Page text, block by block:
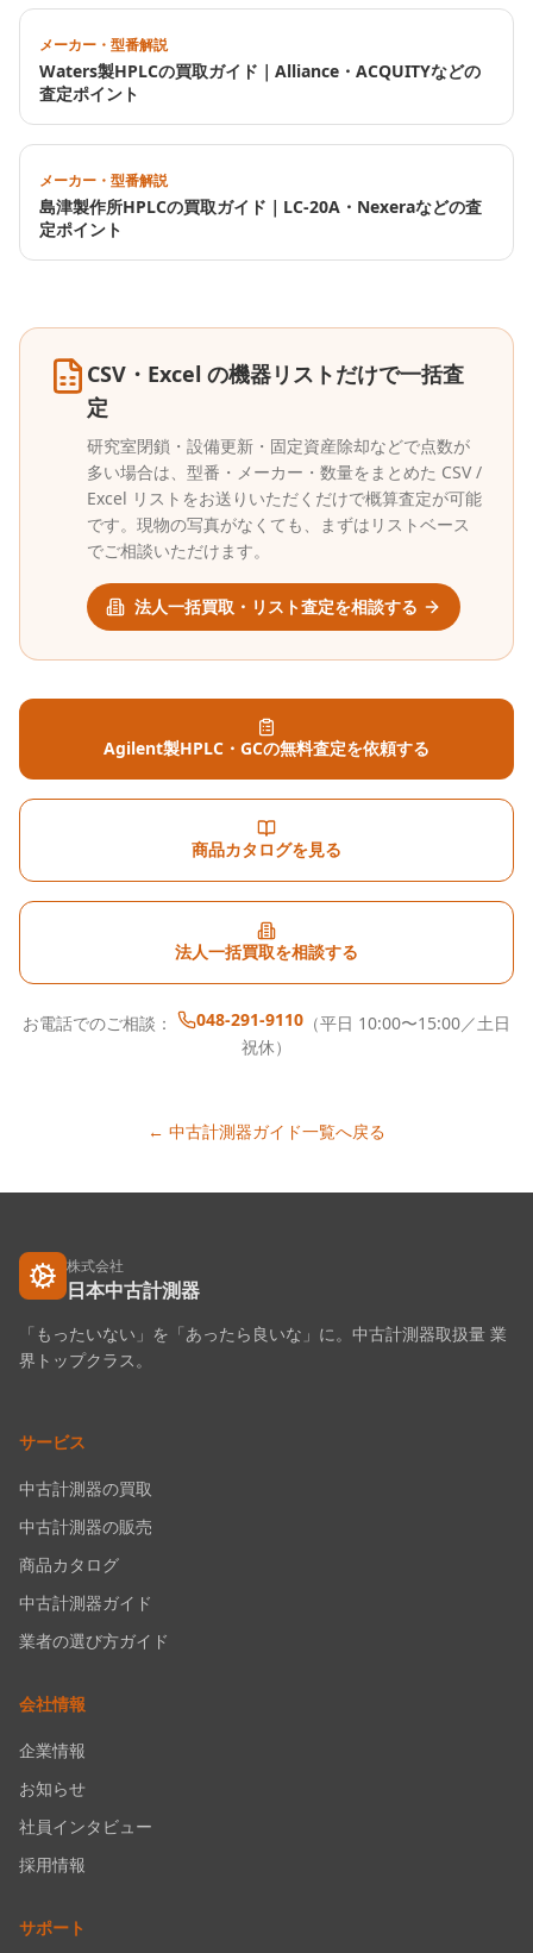
メーカー・型番解説
Waters製HPLCの買取ガイド｜Alliance・ACQUITYなどの
査定ポイント
メーカー・型番解説
島津製作所HPLCの買取ガイド｜LC-20A・Nexeraなどの査
定ポイント
CSV・Excel の機器リストだけで一括査
定
研究室閉鎖・設備更新・固定資産除却などで点数が
多い場合は、型番・メーカー・数量をまとめた CSV /
Excel リストをお送りいただくだけで概算査定が可能
です。現物の写真がなくても、まずはリストベース
でご相談いただけます。
法人一括買取・リスト査定を相談する
Agilent製HPLC・GCの無料査定を依頼する
商品カタログを見る
法人一括買取を相談する
お電話でのご相談： 048-291-9110 （平日 10:00〜15:00／土日
祝休）
← 中古計測器ガイド一覧へ戻る
株式会社
日本中古計測器
「もったいない」を「あったら良いな」に。中古計測器取扱量 業
界トップクラス。
サービス
中古計測器の買取
中古計測器の販売
商品カタログ
中古計測器ガイド
業者の選び方ガイド
会社情報
企業情報
お知らせ
社員インタビュー
採用情報
サポート